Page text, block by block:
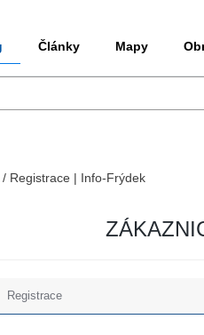
Články Mapy
Registrace | Info-Frýdek
Registrace